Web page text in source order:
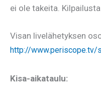
ei ole takeita.
Visan livelähetyksen
http://www.periscope.tv/
Kisa-aikataulu: